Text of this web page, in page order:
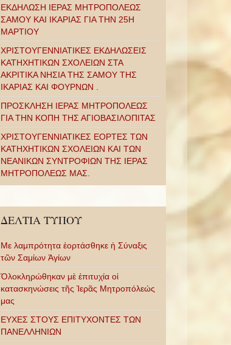
ΕΚΔΗΛΩΣΗ ΙΕΡΑΣ ΜΗΤΡΟΠΟΛΕΩΣ
ΣΑΜΟΥ ΚΑΙ ΙΚΑΡΙΑΣ ΓΙΑ ΤΗΝ 25Η
ΜΑΡΤΙΟΥ
ΧΡΙΣΤΟΥΓΕΝΝΙΑΤΙΚΕΣ ΕΚΔΗΛΩΣΕΙΣ
ΚΑΤΗΧΗΤΙΚΩΝ ΣΧΟΛΕΙΩΝ ΣΤΑ
ΑΚΡΙΤΙΚΑ ΝΗΣΙΑ ΤΗΣ ΣΑΜΟΥ ΤΗΣ
ΙΚΑΡΙΑΣ ΚΑΙ ΦΟΥΡΝΩΝ .
ΠΡΟΣΚΛΗΣΗ ΙΕΡΑΣ ΜΗΤΡΟΠΟΛΕΩΣ
ΓΙΑ ΤΗΝ ΚΟΠΗ ΤΗΣ ΑΓΙΟΒΑΣΙΛΟΠΙΤΑΣ
ΧΡΙΣΤΟΥΓΕΝΝΙΑΤΙΚΕΣ ΕΟΡΤΕΣ ΤΩΝ
ΚΑΤΗΧΗΤΙΚΩΝ ΣΧΟΛΕΙΩΝ ΚΑΙ ΤΩΝ
ΝΕΑΝΙΚΩΝ ΣΥΝΤΡΟΦΙΩΝ ΤΗΣ ΙΕΡΑΣ
ΜΗΤΡΟΠΟΛΕΩΣ ΜΑΣ.
ΔΕΛΤΙΑ ΤΥΠΟΥ
Με λαμπρότητα ἑορτάσθηκε ἡ Σύναξις
τῶν Σαμίων Ἁγίων
Ὁλοκληρώθηκαν μὲ ἐπιτυχία οἱ
κατασκηνώσεις τῆς Ἱερᾶς Μητροπόλεώς
μας
ΕΥΧΕΣ ΣΤΟΥΣ ΕΠΙΤΥΧΟΝΤΕΣ ΤΩΝ
ΠΑΝΕΛΛΗΝΙΩΝ